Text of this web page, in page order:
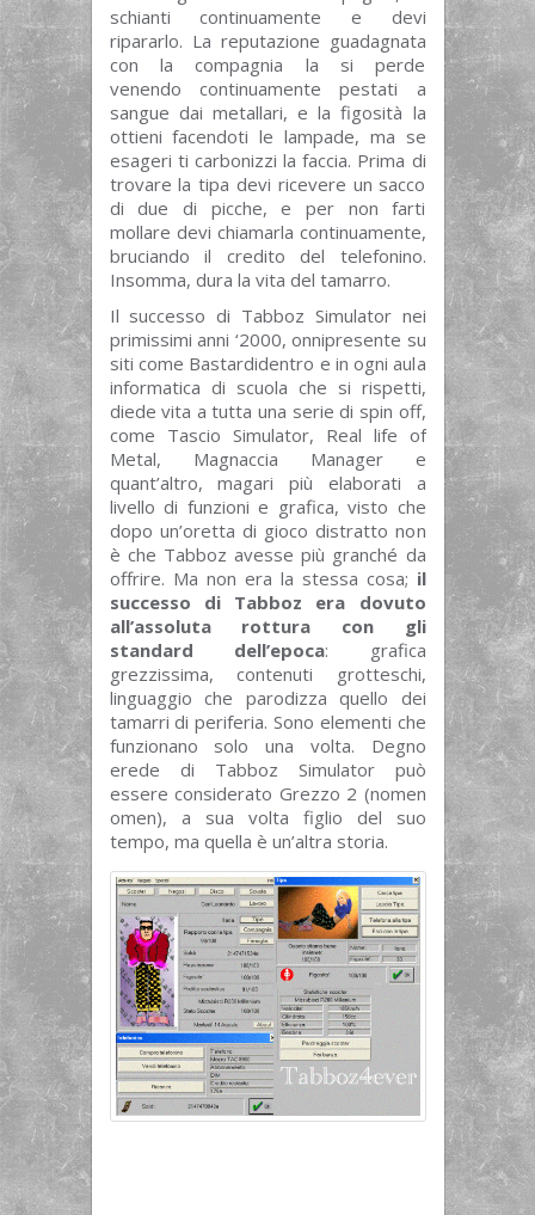
schianti continuamente e devi
ripararlo. La reputazione guadagnata
con la compagnia la si perde
venendo continuamente pestati a
sangue dai metallari, e la figosità la
ottieni facendoti le lampade, ma se
esageri ti carbonizzi la faccia. Prima di
trovare la tipa devi ricevere un sacco
di due di picche, e per non farti
mollare devi chiamarla continuamente,
bruciando il credito del telefonino.
Insomma, dura la vita del tamarro.
Il successo di Tabboz Simulator nei
primissimi anni ‘2000, onnipresente su
siti come Bastardidentro e in ogni aula
informatica di scuola che si rispetti,
diede vita a tutta una serie di spin off,
come Tascio Simulator, Real life of
Metal, Magnaccia Manager e
quant’altro, magari più elaborati a
livello di funzioni e grafica, visto che
dopo un’oretta di gioco distratto non
è che Tabboz avesse più granché da
offrire. Ma non era la stessa cosa; il
successo di Tabboz era dovuto
all’assoluta rottura con gli
standard dell’epoca: grafica
grezzissima, contenuti grotteschi,
linguaggio che parodizza quello dei
tamarri di periferia. Sono elementi che
funzionano solo una volta. Degno
erede di Tabboz Simulator può
essere considerato Grezzo 2 (nomen
omen), a sua volta figlio del suo
tempo, ma quella è un’altra storia.